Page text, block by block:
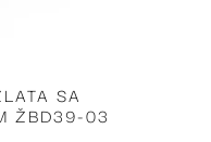
SA
ŽBD39-03